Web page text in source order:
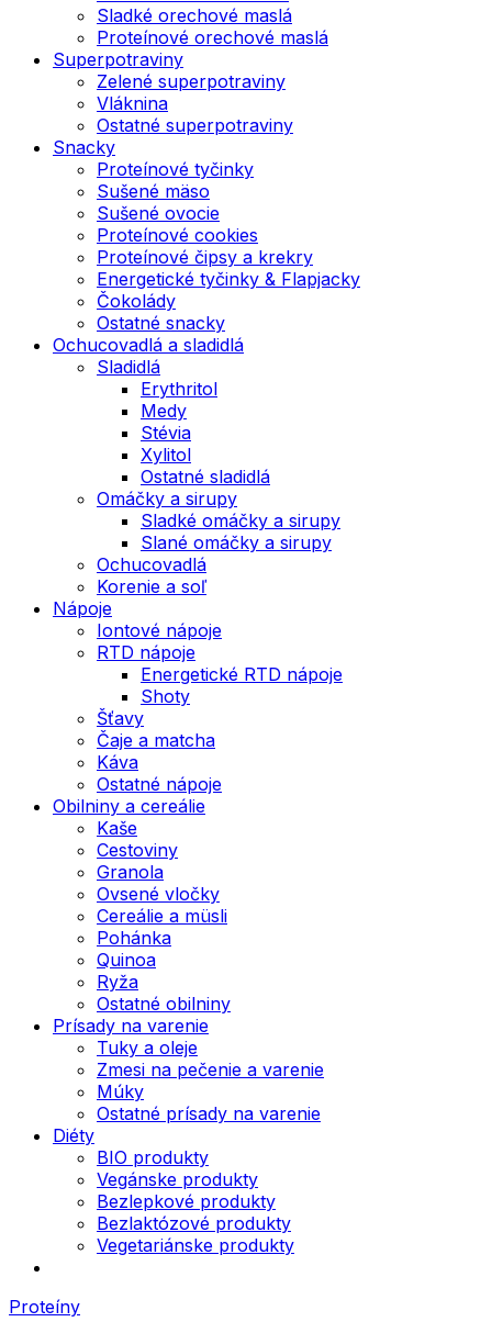
Sladké orechové maslá
Proteínové orechové maslá
Superpotraviny
Zelené superpotraviny
Vláknina
Ostatné superpotraviny
Snacky
Proteínové tyčinky
Sušené mäso
Sušené ovocie
Proteínové cookies
Proteínové čipsy a krekry
Energetické tyčinky & Flapjacky
Čokolády
Ostatné snacky
Ochucovadlá a sladidlá
Sladidlá
Erythritol
Medy
Stévia
Xylitol
Ostatné sladidlá
Omáčky a sirupy
Sladké omáčky a sirupy
Slané omáčky a sirupy
Ochucovadlá
Korenie a soľ
Nápoje
Iontové nápoje
RTD nápoje
Energetické RTD nápoje
Shoty
Šťavy
Čaje a matcha
Káva
Ostatné nápoje
Obilniny a cereálie
Kaše
Cestoviny
Granola
Ovsené vločky
Cereálie a müsli
Pohánka
Quinoa
Ryža
Ostatné obilniny
Prísady na varenie
Tuky a oleje
Zmesi na pečenie a varenie
Múky
Ostatné prísady na varenie
Diéty
BIO produkty
Vegánske produkty
Bezlepkové produkty
Bezlaktózové produkty
Vegetariánske produkty
Proteíny